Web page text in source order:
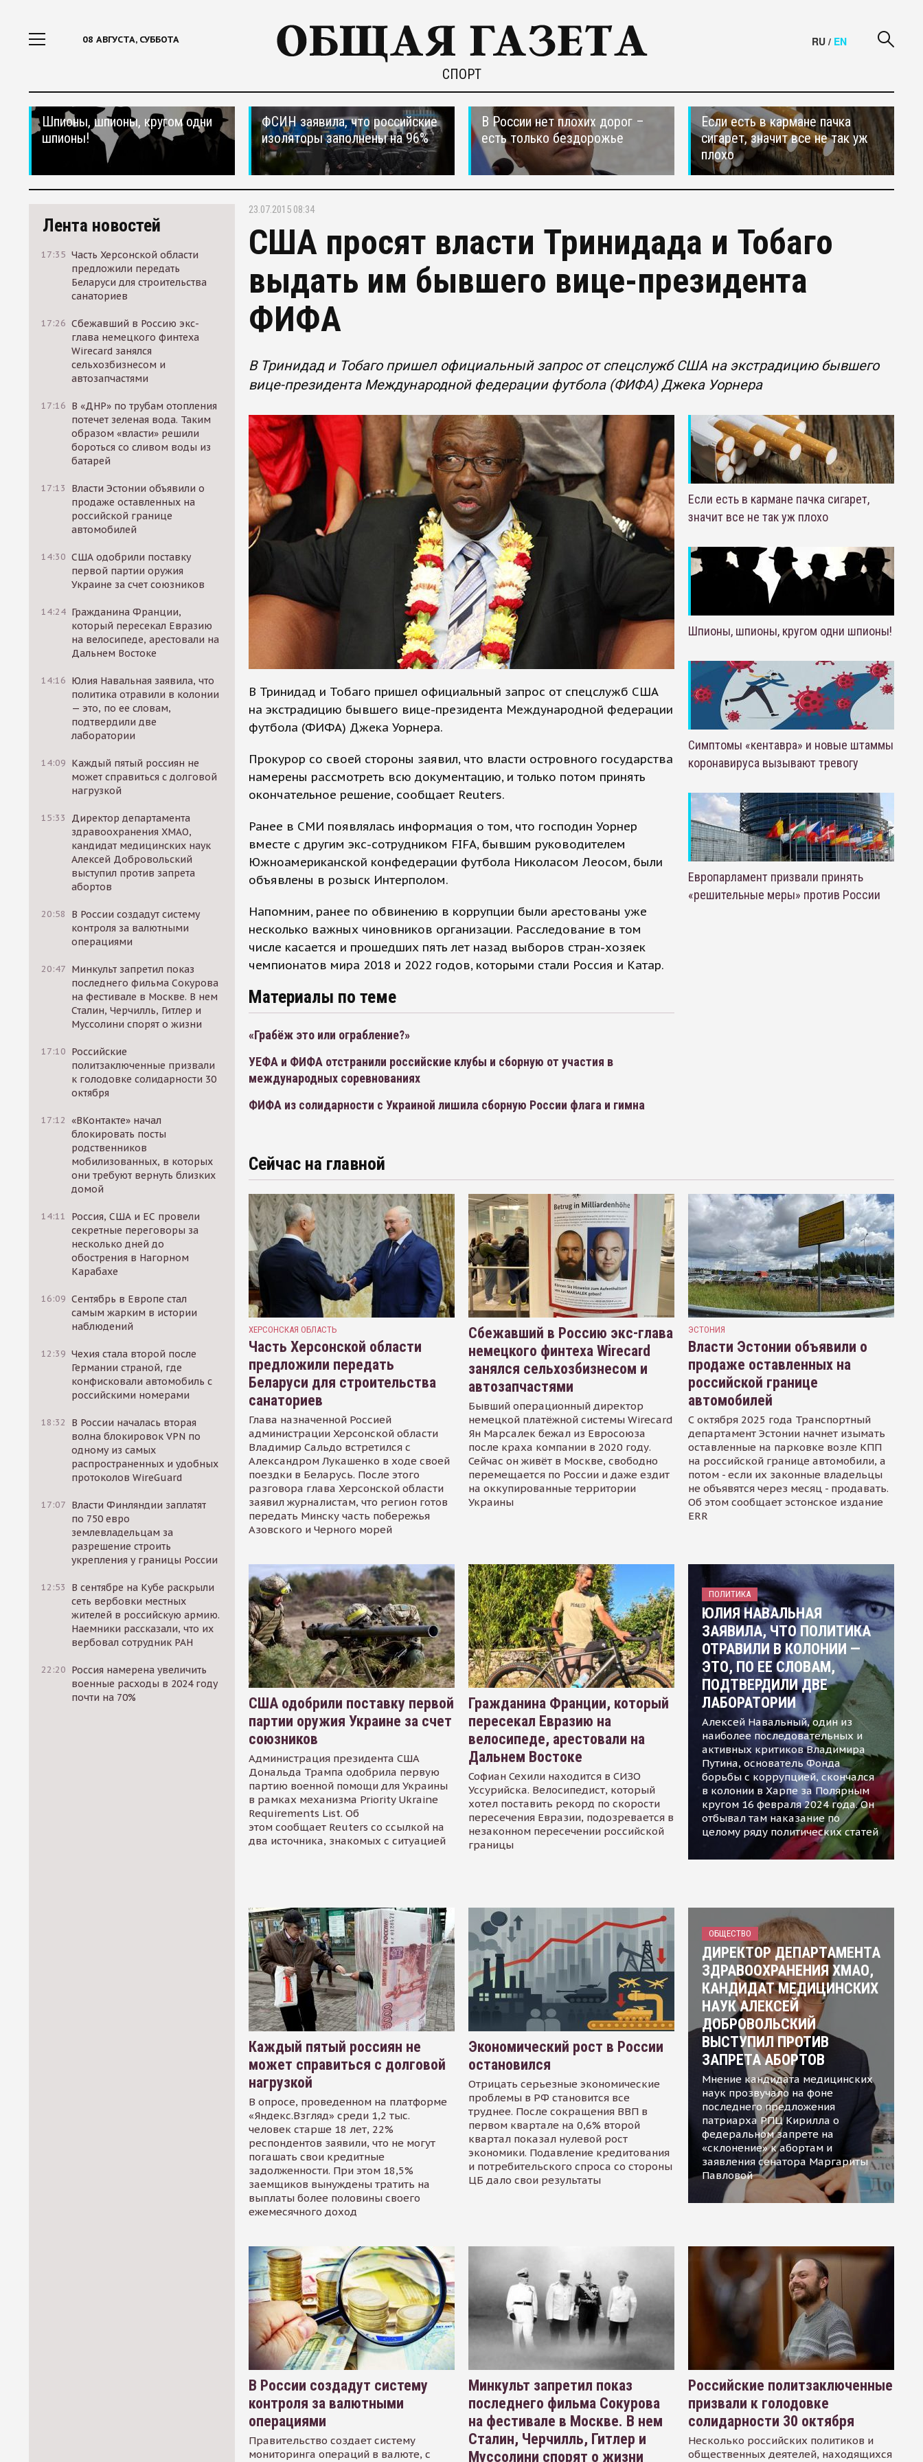
08 АВГУСТА, СУББОТА
СПОРТ
RU / EN
Шпионы, шпионы, кругом одни
шпионы!
ФСИН заявила, что российские
изоляторы заполнены на 96%
В России нет плохих дорог –
есть только бездорожье
Если есть в кармане пачка
сигарет, значит все не так уж
плохо
Лента новостей
17:35 Часть Херсонской области
предложили передать
Беларуси для строительства
санаториев
17:26 Сбежавший в Россию экс-
глава немецкого финтеха
Wirecard занялся
сельхозбизнесом и
автозапчастями
17:16 В «ДНР» по трубам отопления
потечет зеленая вода. Таким
образом «власти» решили
бороться со сливом воды из
батарей
17:13
Власти Эстонии объявили о
продаже оставленных на
российской границе
автомобилей
14:30 США одобрили поставку
первой партии оружия
Украине за счет союзников
14:24 Гражданина Франции,
который пересекал Евразию
на велосипеде, арестовали на
Дальнем Востоке
14:16 Юлия Навальная заявила, что
политика отравили в колонии
— это, по ее словам,
подтвердили две
лаборатории
14:09 Каждый пятый россиян не
может справиться с долговой
нагрузкой
15:33
Директор департамента
здравоохранения ХМАО,
кандидат медицинских наук
Алексей Добровольский
выступил против запрета
абортов
20:58
В России создадут систему
контроля за валютными
операциями
20:47 Минкульт запретил показ
последнего фильма Сокурова
на фестивале в Москве. В нем
Сталин, Черчилль, Гитлер и
Муссолини спорят о жизни
17:10 Российские
политзаключенные призвали
к голодовке солидарности 30
октября
17:12 «ВКонтакте» начал
блокировать посты
родственников
мобилизованных, в которых
они требуют вернуть близких
домой
14:11
Россия, США и ЕС провели
секретные переговоры за
несколько дней до
обострения в Нагорном
Карабахе
16:09 Сентябрь в Европе стал
самым жарким в истории
наблюдений
12:39 Чехия стала второй после
Германии страной, где
конфисковали автомобиль с
российскими номерами
18:32
В России началась вторая
волна блокировок VPN по
одному из самых
распространенных и удобных
протоколов WireGuard
17:07 Власти Финляндии заплатят
по 750 евро
землевладельцам за
разрешение строить
укрепления у границы России
12:53
В сентябре на Кубе раскрыли
сеть вербовки местных
жителей в российскую армию.
Наемники рассказали, что их
вербовал сотрудник РАН
22:20 Россия намерена увеличить
военные расходы в 2024 году
почти на 70%
23.07.2015 08:34
США просят власти Тринидада и Тобаго
выдать им бывшего вице-президента
ФИФА
В Тринидад и Тобаго пришел официальный запрос от спецслужб США на экстрадицию бывшего
вице-президента Международной федерации футбола (ФИФА) Джека Уорнера
В Тринидад и Тобаго пришел официальный запрос от спецслужб США
на экстрадицию бывшего вице-президента Международной федерации
футбола (ФИФА) Джека Уорнера.
Прокурор со своей стороны заявил, что власти островного государства
намерены рассмотреть всю документацию, и только потом принять
окончательное решение, сообщает Reuters.
Ранее в СМИ появлялась информация о том, что господин Уорнер
вместе с другим экс-сотрудником FIFA, бывшим руководителем
Южноамериканской конфедерации футбола Николасом Леосом, были
объявлены в розыск Интерполом.
Напомним, ранее по обвинению в коррупции были арестованы уже
несколько важных чиновников организации. Расследование в том
числе касается и прошедших пять лет назад выборов стран-хозяек
чемпионатов мира 2018 и 2022 годов, которыми стали Россия и Катар.
Материалы по теме
«Грабёж это или ограбление?»
УЕФА и ФИФА отстранили российские клубы и сборную от участия в
международных соревнованиях
ФИФА из солидарности с Украиной лишила сборную России флага и гимна
Если есть в кармане пачка сигарет,
значит все не так уж плохо
Шпионы, шпионы, кругом одни шпионы!
Симптомы «кентавра» и новые штаммы
коронавируса вызывают тревогу
Европарламент призвали принять
«решительные меры» против России
Сейчас на главной
ХЕРСОНСКАЯ ОБЛАСТЬ
Часть Херсонской области
предложили передать
Беларуси для строительства
санаториев
Глава назначенной Россией
администрации Херсонской области
Владимир Сальдо встретился с
Александром Лукашенко в ходе своей
поездки в Беларусь. После этого
разговора глава Херсонской области
заявил журналистам, что регион готов
передать Минску часть побережья
Азовского и Черного морей
Сбежавший в Россию экс-глава
немецкого финтеха Wirecard
занялся сельхозбизнесом и
автозапчастями
Бывший операционный директор
немецкой платёжной системы Wirecard
Ян Марсалек бежал из Евросоюза
после краха компании в 2020 году.
Сейчас он живёт в Москве, свободно
перемещается по России и даже ездит
на оккупированные территории
Украины
ЭСТОНИЯ
Власти Эстонии объявили о
продаже оставленных на
российской границе
автомобилей
С октября 2025 года Транспортный
департамент Эстонии начнет изымать
оставленные на парковке возле КПП
на российской границе автомобили, а
потом - если их законные владельцы
не объявятся через месяц - продавать.
Об этом сообщает эстонское издание
ERR
США одобрили поставку первой
партии оружия Украине за счет
союзников
Администрация президента США
Дональда Трампа одобрила первую
партию военной помощи для Украины
в рамках механизма Priority Ukraine
Requirements List. Об
этом сообщает Reuters со ссылкой на
два источника, знакомых с ситуацией
Гражданина Франции, который
пересекал Евразию на
велосипеде, арестовали на
Дальнем Востоке
Софиан Сехили находится в СИЗО
Уссурийска. Велосипедист, который
хотел поставить рекорд по скорости
пересечения Евразии, подозревается в
незаконном пересечении российской
границы
ПОЛИТИКА
ЮЛИЯ НАВАЛЬНАЯ
ЗАЯВИЛА, ЧТО ПОЛИТИКА
ОТРАВИЛИ В КОЛОНИИ —
ЭТО, ПО ЕЕ СЛОВАМ,
ПОДТВЕРДИЛИ ДВЕ
ЛАБОРАТОРИИ
Алексей Навальный, один из
наиболее последовательных и
активных критиков Владимира
Путина, основатель Фонда
борьбы с коррупцией, скончался
в колонии в Харпе за Полярным
кругом 16 февраля 2024 года. Он
отбывал там наказание по
целому ряду политических статей
Каждый пятый россиян не
может справиться с долговой
нагрузкой
В опросе, проведенном на платформе
«Яндекс.Взгляд» среди 1,2 тыс.
человек старше 18 лет, 22%
респондентов заявили, что не могут
погашать свои кредитные
задолженности. При этом 18,5%
заемщиков вынуждены тратить на
выплаты более половины своего
ежемесячного доход
Экономический рост в России
остановился
Отрицать серьезные экономические
проблемы в РФ становится все
труднее. После сокращения ВВП в
первом квартале на 0,6% второй
квартал показал нулевой рост
экономики. Подавление кредитования
и потребительского спроса со стороны
ЦБ дало свои результаты
ОБЩЕСТВО
ДИРЕКТОР ДЕПАРТАМЕНТА
ЗДРАВООХРАНЕНИЯ ХМАО,
КАНДИДАТ МЕДИЦИНСКИХ
НАУК АЛЕКСЕЙ
ДОБРОВОЛЬСКИЙ
ВЫСТУПИЛ ПРОТИВ
ЗАПРЕТА АБОРТОВ
Мнение кандидата медицинских
наук прозвучало на фоне
последнего предложения
патриарха РПЦ Кирилла о
федеральном запрете на
«склонение» к абортам и
заявления сенатора Маргариты
Павловой
В России создадут систему
контроля за валютными
операциями
Правительство создает систему
мониторинга операций в валюте, с
Минкульт запретил показ
последнего фильма Сокурова
на фестивале в Москве. В нем
Сталин, Черчилль, Гитлер и
Муссолини спорят о жизни
Российские политзаключенные
призвали к голодовке
солидарности 30 октября
Несколько российских политиков и
общественных деятелей, находящихся